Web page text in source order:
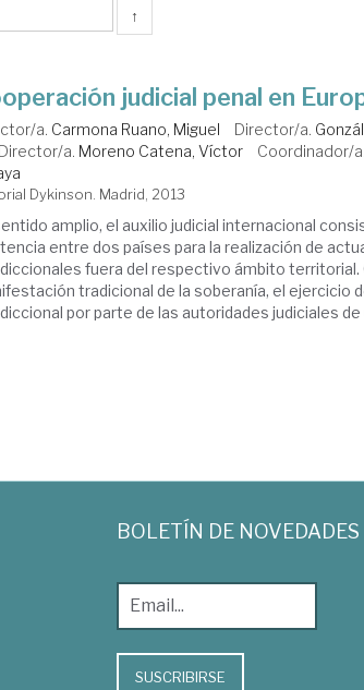
↑
judicial penal en
a. Carmona Ruano, Miguel Director/a.
Director/a. Moreno Catena, Víctor Coordinador/a.
Dykinson. Madrid, 2013
amplio, el auxilio judicial internacional
entre dos países para la realización de
fuera del respectivo ámbito territorial.
tradicional de la soberanía, el ejercicio
por parte de las autoridades judiciales de
BOLETÍN DE NOVEDADES
SUSCRIBIRSE